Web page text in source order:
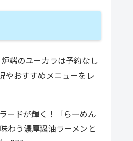
炉端のユーカラは予約なし
やおすすめメニューをレ
ードが輝く！「らーめん
わう濃厚醤油ラーメンと